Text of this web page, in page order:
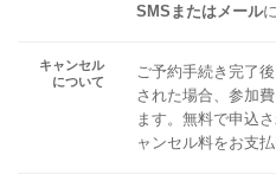
SMSまたはメール
キャンセル
について
ご予約手続き完了
された場合、参加
ます。無料で申込
ャンセル料をお支